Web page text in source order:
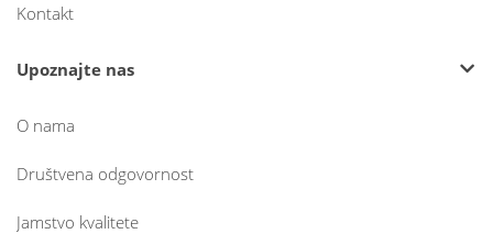
Kontakt
Upoznajte nas
O nama
Društvena odgovornost
Jamstvo kvalitete